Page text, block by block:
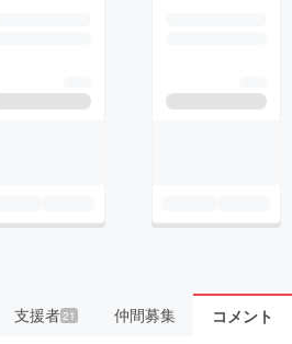
支援者 21 仲間募集 コメント